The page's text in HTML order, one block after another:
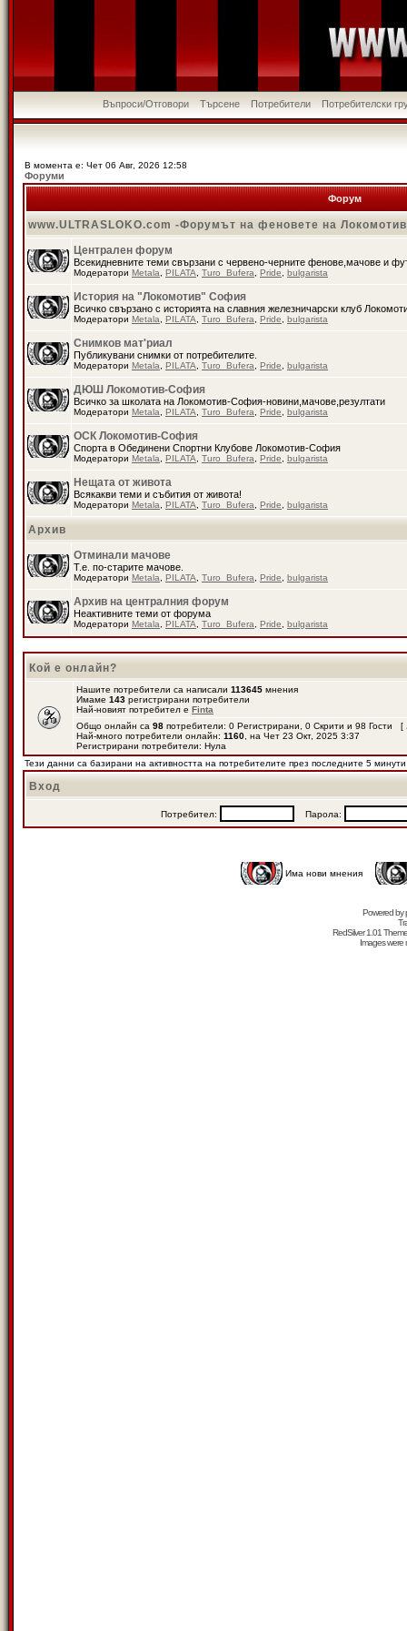
Въпроси/Отговори Търсене Потребители Потребителски
В момента е: Чет 06 Авг, 2026 12:58
Форуми
Форум
www.ULTRASLOKO.com -Форумът на феновете на
Централен форум
Всекидневните теми свързани с червено-черните фенове,мачове и
Модератори Metala PILATA Turo_Bufera Pride bulgarista
История на "Локомотив" София
Всичко свързано с историята на славния железничарски клуб
Модератори Metala PILATA Turo_Bufera Pride bulgarista
Снимков мат'риал
Публикувани снимки от потребителите.
Модератори Metala PILATA Turo_Bufera Pride bulgarista
ДЮШ Локомотив-София
Всичко за школата на Локомотив-София-новини,мачове,резултати
Модератори Metala PILATA Turo_Bufera Pride bulgarista
ОСК Локомотив-София
Спорта в Обединени Спортни Клубове Локомотив-София
Модератори Metala PILATA Turo_Bufera Pride bulgarista
Нещата от живота
Всякакви теми и събития от живота!
Модератори Metala PILATA Turo_Bufera Pride bulgarista
Архив
Отминали мачове
Т.е. по-старите мачове.
Модератори Metala PILATA Turo_Bufera Pride bulgarista
Архив на централния форум
Неактивните теми от форума
Модератори Metala PILATA Turo_Bufera Pride bulgarista
Кой е онлайн?
Нашите потребители са написали 113645 мнения
Имаме 143 регистрирани потребители
Най-новият потребител е Finta
Общо онлайн са 98 потребители: 0 Регистрирани, 0 Скрити и 98 Гости [
Най-много потребители онлайн: 1160 , на Чет 23 Окт, 2025 3:37
Регистрирани потребители: Нула
Тези данни са базирани на активността на потребителите през последните 5 минути
Вход
Потребител: Парола:
Има нови мнения
Powered by
RedSilver 1.01
Images were